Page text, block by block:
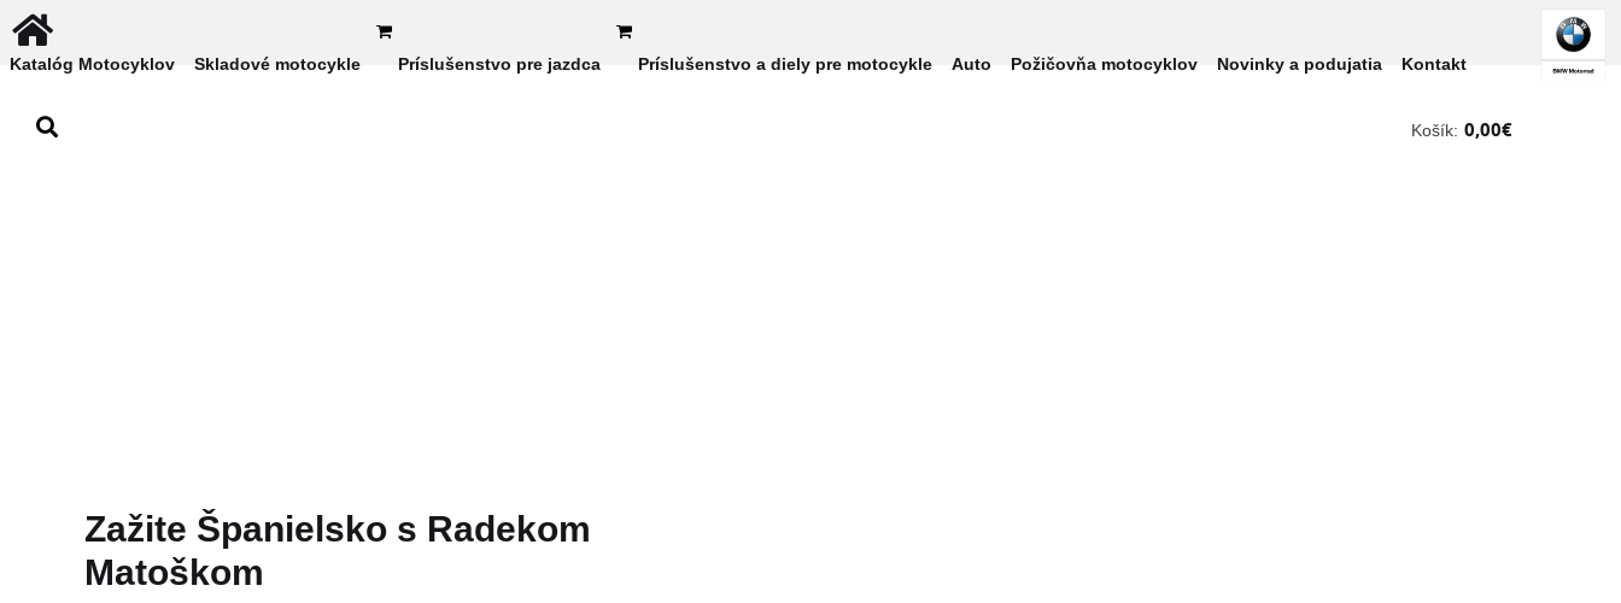
Katalóg Motocyklov Skladové motocykle Príslušenstvo pre jazdca Príslušenstvo a diely pre motocykle Auto Požičovňa motocyklov Novinky a podujatia Kontakt
Košík: 0,00€
Zažite Španielsko s Radekom
Matoškom